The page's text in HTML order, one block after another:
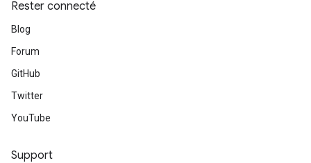
Rester connecté
Blog
Forum
GitHub
Twitter
YouTube
Support